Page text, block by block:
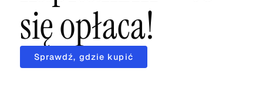
się opłaca!
Sprawdź, gdzie kupić